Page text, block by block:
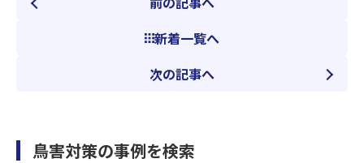
新着一覧へ
次の記事へ
鳥害対策の事例を検索